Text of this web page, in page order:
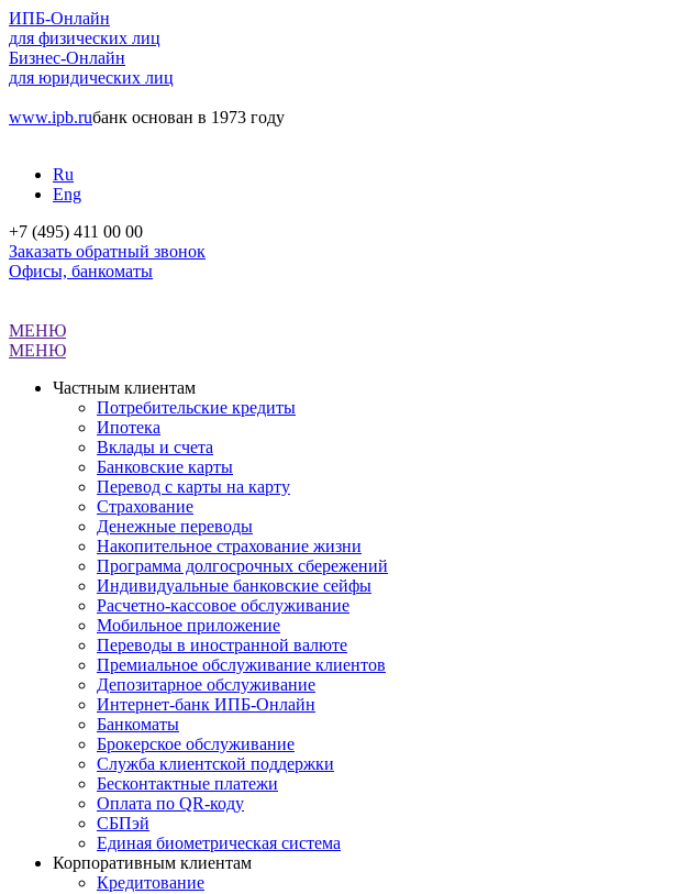
ИПБ-Онлайн
для физических лиц
Бизнес-Онлайн
для юридических лиц
www.ipb.ruбанк основан в 1973 году
Ru
Eng
+7 (495) 411 00 00
Заказать обратный звонок
Офисы, банкоматы
МЕНЮ
МЕНЮ
Частным клиентам
Потребительские кредиты
Ипотека
Вклады и счета
Банковские карты
Перевод с карты на карту
Страхование
Денежные переводы
Накопительное страхование жизни
Программа долгосрочных сбережений
Индивидуальные банковские сейфы
Расчетно-кассовое обслуживание
Мобильное приложение
Переводы в иностранной валюте
Премиальное обслуживание клиентов
Депозитарное обслуживание
Интернет-банк ИПБ-Онлайн
Банкоматы
Брокерское обслуживание
Служба клиентской поддержки
Бесконтактные платежи
Оплата по QR-коду
СБПэй
Единая биометрическая система
Корпоративным клиентам
Кредитование